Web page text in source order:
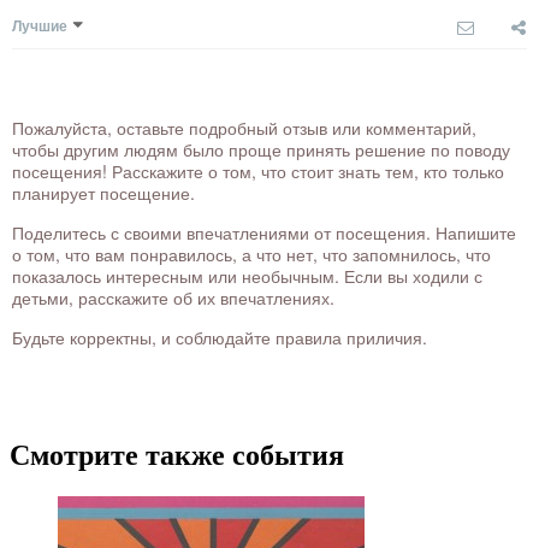
Лучшие
Пожалуйста, оставьте подробный отзыв или комментарий,
чтобы другим людям было проще принять решение по поводу
посещения! Расскажите о том, что стоит знать тем, кто только
планирует посещение.
Поделитесь с своими впечатлениями от посещения. Напишите
о том, что вам понравилось, а что нет, что запомнилось, что
показалось интересным или необычным. Если вы ходили с
детьми, расскажите об их впечатлениях.
Будьте корректны, и соблюдайте правила приличия.
Смотрите также события